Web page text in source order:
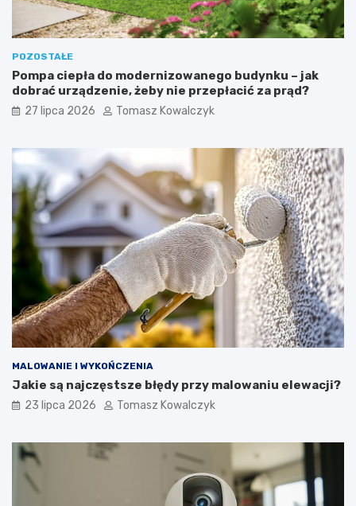
POZOSTAŁE
Pompa ciepła do modernizowanego budynku – jak
dobrać urządzenie, żeby nie przepłacić za prąd?
27 lipca 2026 Tomasz Kowalczyk
MALOWANIE I WYKOŃCZENIA
Jakie są najczęstsze błędy przy malowaniu elewacji?
23 lipca 2026 Tomasz Kowalczyk